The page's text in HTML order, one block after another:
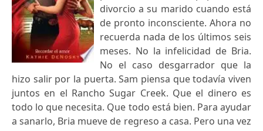
divorcio a su marido cuando está
de pronto inconsciente. Ahora no
recuerda nada de los últimos seis
meses. No la infelicidad de Bria.
No el caso desgarrador que la
hizo salir por la puerta. Sam piensa que todavía viven
juntos en el Rancho Sugar Creek. Que el dinero es
todo lo que necesita. Que todo está bien. Para ayudar
a sanarlo, Bria mueve de regreso a casa. Pero una vez